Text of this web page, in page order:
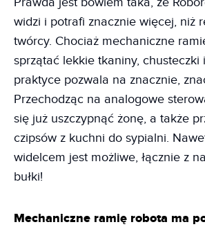
widzi i potrafi znacznie więcej, niż
twórcy. Chociaż mechaniczne
sprzątać lekkie tkaniny, chusteczki
praktyce pozwala na znacznie,
Przechodząc na analogowe
się już uszczypnąć żonę, a także
czipsów z kuchni do sypialni.
widelcem jest możliwe, łącznie z
bułki!
Mechaniczne ramię robota ma